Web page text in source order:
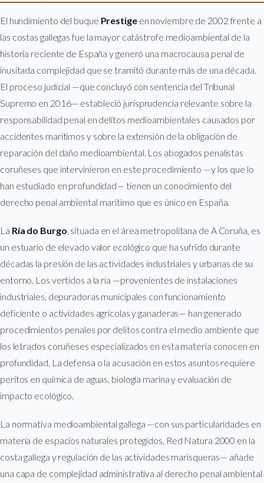
El hundimiento del buque Prestigeen noviembre de 2002 frente a
las costas gallegas fue la mayor catástrofe medioambiental de la
historia reciente de España y generó una macrocausa penal de
inusitada complejidad que se tramitó durante más de una década.
El proceso judicial —que concluyó con sentencia del Tribunal
Supremo en 2016— estableció jurisprudencia relevante sobre la
responsabilidad penal en delitos medioambientales causados por
accidentes marítimos y sobre la extensión de la obligación de
reparación del daño medioambiental. Los abogados penalistas
coruñeses que intervinieron en este procedimiento —y los que lo
han estudiado en profundidad— tienen un conocimiento del
derecho penal ambiental marítimo que es único en España.
La Ría do Burgo , situada en el área metropolitana de A Coruña, es
un estuario de elevado valor ecológico que ha sufrido durante
décadas la presión de las actividades industriales y urbanas de su
entorno. Los vertidos a la ría —provenientes de instalaciones
industriales, depuradoras municipales con funcionamiento
deficiente o actividades agrícolas y ganaderas— han generado
procedimientos penales por delitos contra el medio ambiente que
los letrados coruñeses especializados en esta materia conocen en
profundidad. La defensa o la acusación en estos asuntos requiere
peritos en química de aguas, biología marina y evaluación de
impacto ecológico.
La normativa medioambiental gallega —con sus particularidades en
materia de espacios naturales protegidos, Red Natura 2000 en la
costa gallega y regulación de las actividades marisqueras— añade
una capa de complejidad administrativa al derecho penal ambiental